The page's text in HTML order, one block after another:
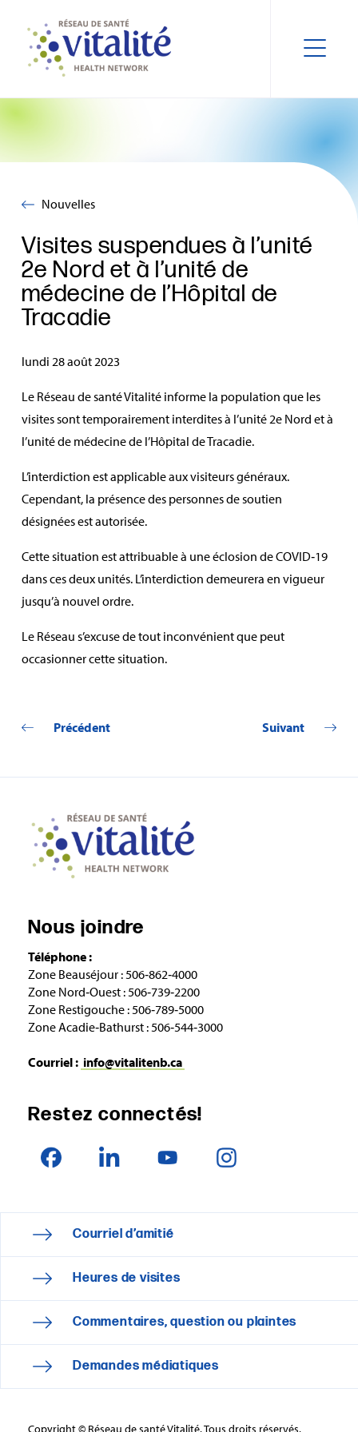
Nouvelles
Visites suspendues à l’unité
2e Nord et à l’unité de
médecine de l’Hôpital de
Tracadie
lundi 28 août 2023
Le Réseau de santé Vitalité informe la population que les
visites sont temporairement interdites à l’unité 2e Nord et à
l’unité de médecine de l’Hôpital de Tracadie.
L’interdiction est applicable aux visiteurs généraux.
Cependant, la présence des personnes de soutien
désignées est autorisée.
Cette situation est attribuable à une éclosion de COVID‑19
dans ces deux unités. L’interdiction demeurera en vigueur
jusqu’à nouvel ordre.
Le Réseau s’excuse de tout inconvénient que peut
occasionner cette situation.
Précédent Suivant
Nous joindre
Téléphone :
Zone Beauséjour : 506‑862‑4000
Zone Nord‑Ouest : 506‑739‑2200
Zone Restigouche : 506‑789‑5000
Zone Acadie‑Bathurst : 506‑544‑3000
Courriel : info@vitalitenb.ca
Restez connectés!
Courriel d’amitié
Heures de visites
Commentaires, question ou plaintes
Demandes médiatiques
Copyright © Réseau de santé Vitalité. Tous droits réservés.